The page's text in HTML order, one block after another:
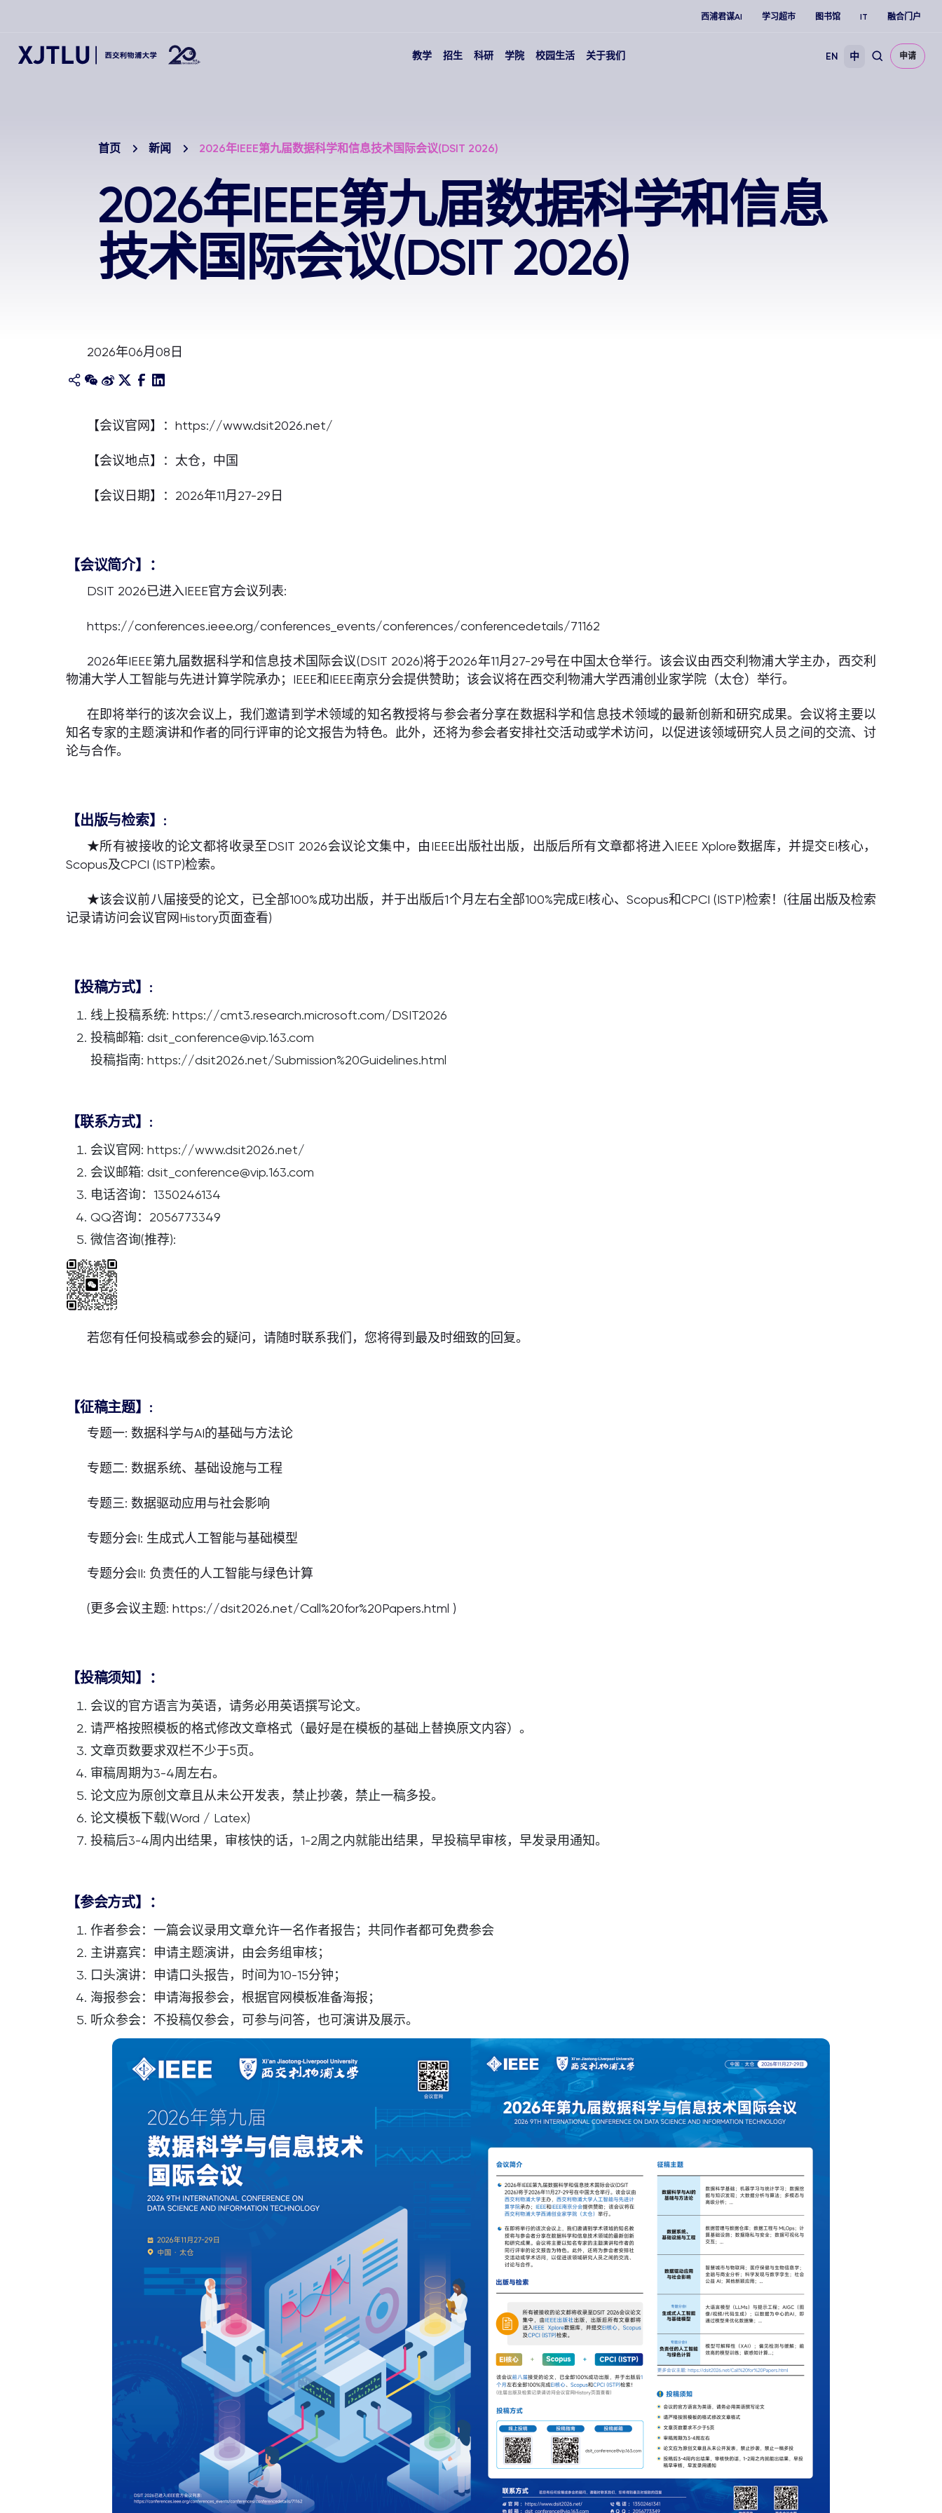
西浦君谋AI 学习超市 图书馆 IT 融合门户
教学 招生 科研 学院 校园生活 关于我们 EN 中 申请
首页 新闻 2026年IEEE第九届数据科学和信息技术国际会议(DSIT 2026)
2026年IEEE第九届数据科学和信息
技术国际会议(DSIT 2026)
2026年06月08日
【会议官网】：https://www.dsit2026.net/
【会议地点】：太仓，中国
【会议日期】：2026年11月27-29日
【会议简介】：
DSIT 2026已进入IEEE官方会议列表:
https://conferences.ieee.org/conferences_events/conferences/conferencedetails/71162
2026年IEEE第九届数据科学和信息技术国际会议(DSIT 2026)将于2026年11月27-29号在中国太仓举行。该会议由西交利物浦大学主办，西交利
物浦大学人工智能与先进计算学院承办；IEEE和IEEE南京分会提供赞助；该会议将在西交利物浦大学西浦创业家学院（太仓）举行。
在即将举行的该次会议上，我们邀请到学术领域的知名教授将与参会者分享在数据科学和信息技术领域的最新创新和研究成果。会议将主要以
知名专家的主题演讲和作者的同行评审的论文报告为特色。此外，还将为参会者安排社交活动或学术访问，以促进该领域研究人员之间的交流、讨
论与合作。
【出版与检索】:
★所有被接收的论文都将收录至DSIT 2026会议论文集中，由IEEE出版社出版，出版后所有文章都将进入IEEE Xplore数据库，并提交EI核心，
Scopus及CPCI (ISTP)检索。
★该会议前八届接受的论文，已全部100%成功出版，并于出版后1个月左右全部100%完成EI核心、Scopus和CPCI (ISTP)检索！(往届出版及检索
记录请访问会议官网History页面查看)
【投稿方式】:
线上投稿系统: https://cmt3.research.microsoft.com/DSIT2026
投稿邮箱: dsit_conference@vip.163.com
投稿指南: https://dsit2026.net/Submission%20Guidelines.html
【联系方式】:
会议官网: https://www.dsit2026.net/
会议邮箱: dsit_conference@vip.163.com
电话咨询：1350246134
QQ咨询：2056773349
微信咨询(推荐):
若您有任何投稿或参会的疑问，请随时联系我们，您将得到最及时细致的回复。
【征稿主题】:
专题一: 数据科学与AI的基础与方法论
专题二: 数据系统、基础设施与工程
专题三: 数据驱动应用与社会影响
专题分会I: 生成式人工智能与基础模型
专题分会II: 负责任的人工智能与绿色计算
(更多会议主题: https://dsit2026.net/Call%20for%20Papers.html )
【投稿须知】：
会议的官方语言为英语，请务必用英语撰写论文。
请严格按照模板的格式修改文章格式（最好是在模板的基础上替换原文内容）。
文章页数要求双栏不少于5页。
审稿周期为3-4周左右。
论文应为原创文章且从未公开发表，禁止抄袭，禁止一稿多投。
论文模板下载(Word / Latex)
投稿后3-4周内出结果，审核快的话，1-2周之内就能出结果，早投稿早审核，早发录用通知。
【参会方式】：
作者参会：一篇会议录用文章允许一名作者报告；共同作者都可免费参会
主讲嘉宾：申请主题演讲，由会务组审核；
口头演讲：申请口头报告，时间为10-15分钟；
海报参会：申请海报参会，根据官网模板准备海报；
听众参会：不投稿仅参会，可参与问答，也可演讲及展示。